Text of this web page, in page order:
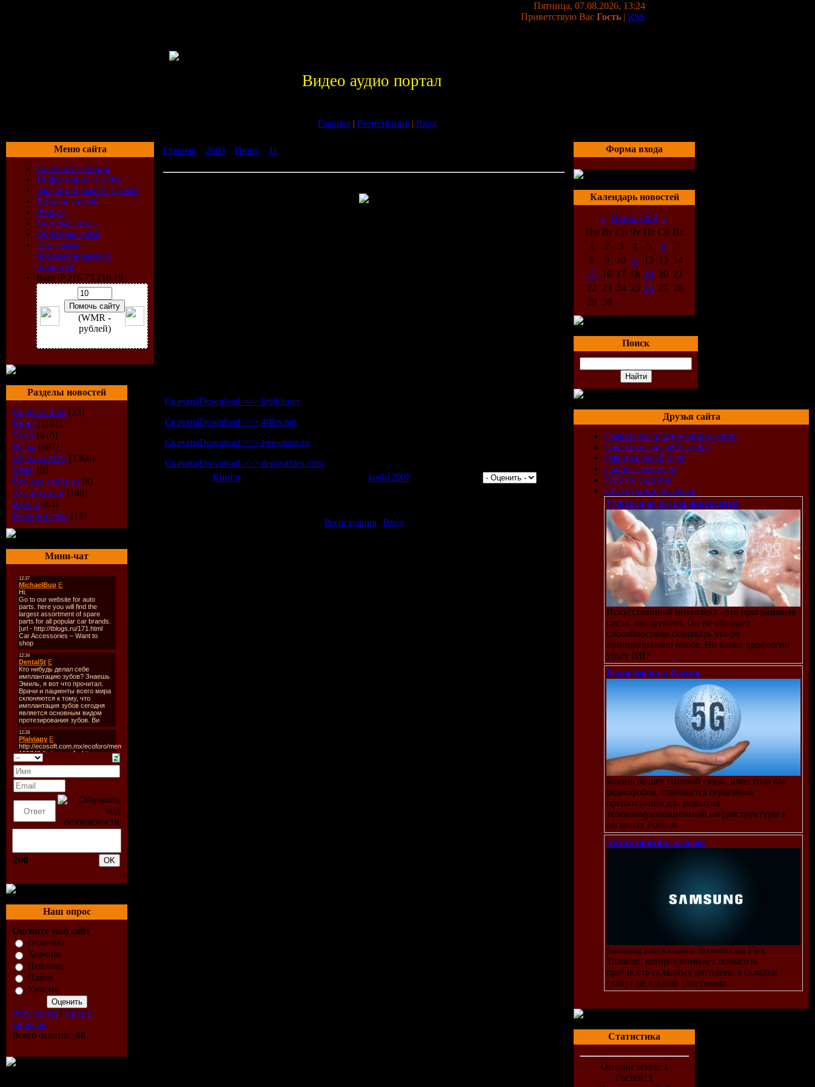
Пятница, 07.08.2026, 13:24
Приветствую Вас Гость | RSS
Видео аудио портал
Главная| Регистрация| Вход
Меню сайта
Главная страница
Информация о сайте
Заработай вместе с нами
Каталог статей
Форум
Гостевая книга
Обратная связь
Топ самых
просматриваемых
новостей
Ваш IP 216.73.216.19
(WMR -
рублей)
Разделы новостей
Видеоклипы [23]
Кино [1101]
Софт [810]
Игры [687]
Музыка МР3 [1366]
Metal [0]
Всё для мобилы [8]
Аудиокниги [140]
Книги [64]
Рабочий стол [15]
Мини-чат
200
Наш опрос
Оцените мой сайт
Отлично
Хорошо
Неплохо
Плохо
Ужасно
Результаты | Архив
опросов
Всего ответов: 68
Главная 2009 Июнь 11
Скачать|Download >>> letitbit.net
Скачать|Download >>> 4files.net
Скачать|Download >>> free-share.ru
Скачать|Download >>> depositfiles.com
Книги kosh12007
Регистрация| Вход]
Форма входа
Календарь новостей
« Июнь 2009 »
Пн Вт Ср Чт Пт Сб Вс
1
2 3 4 5 6
7
8
9 10 11 12 13 14
15
16 17 18 19 20 21
22
23 24 25 26 27 28
29 30
Поиск
Друзья сайта
Скачать бесплатно клипы, кино
Заработок для вебмастера
Официальный блог
Сообщество uCoz
FAQ по системе
Инструкции для uCoz
Учиться не всегда пригодится
Искусственный интеллект - это программная
среда, инструмент. Он не обладает
способностями создавать что-то
принципиально новое. Но какие профессии
убьёт ИИ?
Радиофобия в России
Боязнь вышек сотовой связи, известная как
радиофобия, становится серьезным
препятствием для развития
телекоммуникационной инфраструктуры в
регионах России.
Титан против складок
Samsung рассказала о технологии Flex
Titanium, которая поможет повысить
прочность складных дисплеев, а складки
станут не такими заметными.
Статистика
Онлайн всего: 1
Гостей: 1